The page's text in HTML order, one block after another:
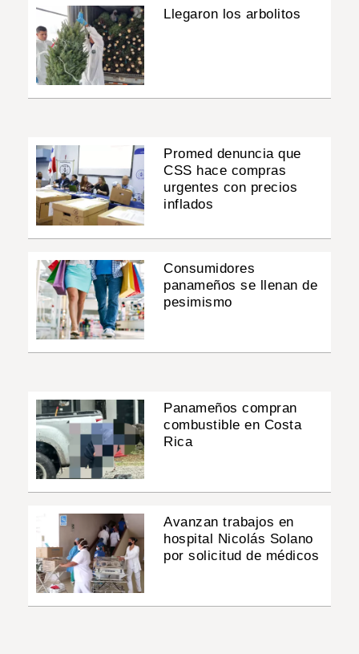
Llegaron los arbolitos
Promed denuncia que
CSS hace compras
urgentes con precios
inflados
Consumidores
panameños se llenan de
pesimismo
Panameños compran
combustible en Costa
Rica
Avanzan trabajos en
hospital Nicolás Solano
por solicitud de médicos